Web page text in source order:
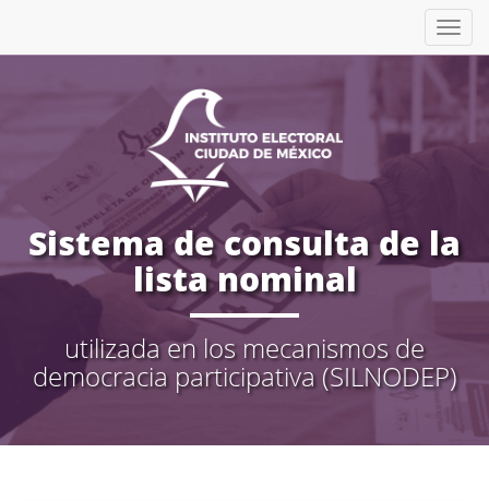
Sistema de consulta de la
lista nominal
utilizada en los mecanismos de
democracia participativa (SILNODEP)